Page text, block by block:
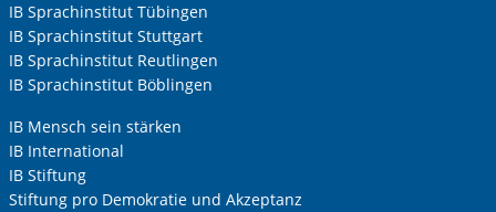
Adresse (PLZ, Ort, Strasse)
Ihre E-Mail-Adresse
IB Sprachinstitut Tübingen
IB Sprachinstitut Stuttgart
IB Sprachinstitut Reutlingen
IB Sprachinstitut Böblingen
IB Mensch sein stärken
IB International
IB Stiftung
Stiftung pro Demokratie und Akzeptanz